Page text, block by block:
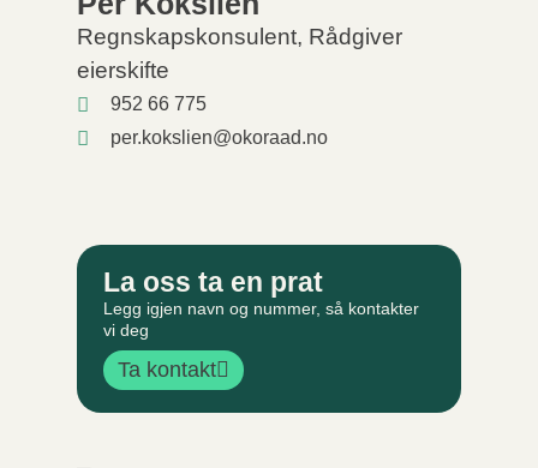
Regnskapskonsulent, Rådgiver
eierskifte
952 66 775
per.kokslien@okoraad.no
La oss ta en prat
Legg igjen navn og nummer, så kontakter
vi deg
Ta kontakt